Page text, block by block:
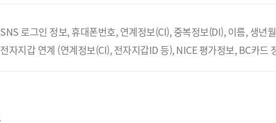
SNS 로그인 정보, 휴대폰번호, 연계정보(CI), 중복정보(DI), 이름, 생년
전자지갑 연계 (연계정보(CI), 전자지갑ID 등), NICE 평가정보, BC카드